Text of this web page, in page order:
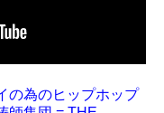
の為のヒップホップ